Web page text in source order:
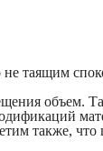
таящим
объем.
также, что